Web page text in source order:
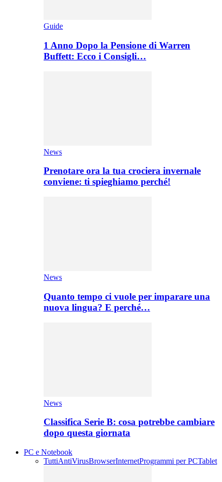
Guide
1 Anno Dopo la Pensione di Warren
Buffett: Ecco i Consigli…
News
Prenotare ora la tua crociera invernale
conviene: ti spieghiamo perché!
News
Quanto tempo ci vuole per imparare una
nuova lingua? E perché…
News
Classifica Serie B: cosa potrebbe cambiare
dopo questa giornata
PC e Notebook
TuttiAntiVirusBrowserInternetProgrammi per PCTablet